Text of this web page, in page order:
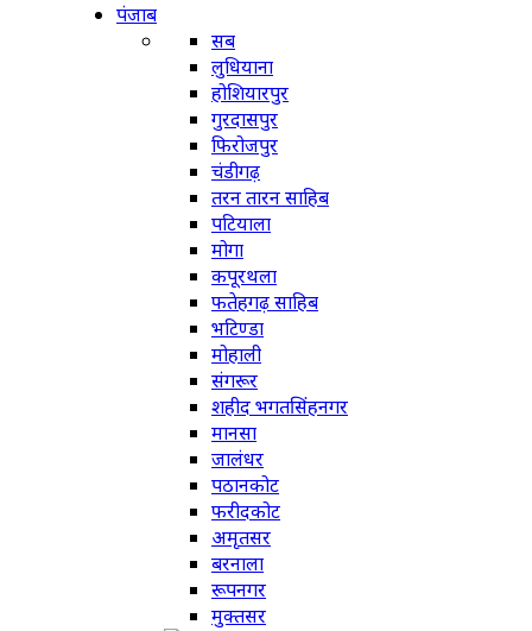
पंजाब
सब
लुधियाना
होशियारपुर
गुरदासपुर
फिरोजपुर
चंडीगढ़
तरन तारन साहिब
पटियाला
मोगा
कपूरथला
फतेहगढ़ साहिब
भटिण्डा
मोहाली
संगरूर
शहीद भगतसिंहनगर
मानसा
जालंधर
पठानकोट
फरीदकोट
अमृतसर
बरनाला
रूपनगर
मुक्तसर